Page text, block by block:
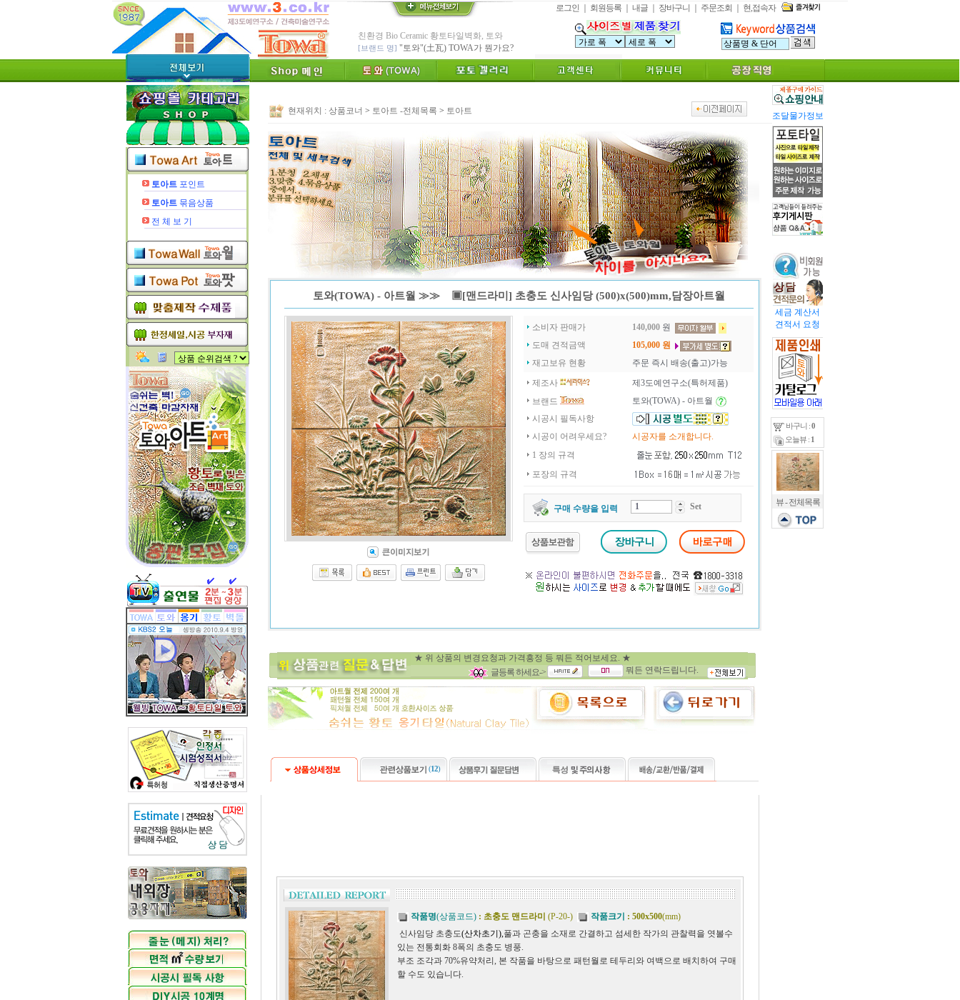
친환경 Bio Ceramic 황토타일벽화, 토와
[브랜드 명] "토와"(土瓦) TOWA가 뭔가요?
* 그림타일 벽화타일,아트월 인테리어타일
[공지]카탈로그,토와샘플 무료신청하세요.
* TOWA 가상시공 견적,주문 프로그램!!
* TOWA 회원가입시 6000 Point 제공 !!
-토와, 첫구매시 배송료 할인가 적용
수수료 전액면제 (아트타일 황토타일 타와샵)
[안내]신용카드 결제 무이자 할부 행사
* Since : 1987 ~ 신기술 벤쳐기업(TOWA)
- 특허,의장,상표권 황토타일 성적서 제공
로그인 ｜ 회원등록 ｜ 내글 ｜ 장바구니 ｜ 주문조회 ｜ 현,접속자
토아트포인트
토아트묶음상품
전 체 보 기
현재위치 : 상품코너 > 토아트 -전체목록 > 토아트
토와(TOWA) - 아트월 ≫≫ ▣[맨드라미] 초충도 신사임당 (500)x(500)mm,담장아트월
소비자 판매가 140,000원
도매 견적금액
105,000원
재고보유 현황
주문 즉시 배송(출고)가능
제조사
제3도예연구소(특허제품)
브랜드
토와(TOWA) - 아트월
시공시 필독사항
시공이 어려우세요?
시공자를 소개합니다.
1 장의 규격
포장의 규격
구매 수량을 입력 Set
★ 위 상품의 변경요청과 가격흥정 등 뭐든 적어보세요. ★
글등록 하세요->
뭐든 연락드립니다.
(12)
작품명(상품코드): 초충도 맨드라미 (P-20-) 작품크기 : 500x500(mm)
신사임당 초충도(산차초기),풀과 곤충을 소재로 간결하고 섬세한 작가의 관찰력을 엿볼수
있는 전통회화 8폭의 초충도 병풍.
부조 조각과 70%유약처리, 본 작품을 바탕으로 패턴월로 테두리와 여백으로 배치하여 구매
할 수도 있습니다.
조달물가정보
세금 계산서
견적서 요청
바구니 :0
오늘뷰 : 1
뷰 - 전체목록